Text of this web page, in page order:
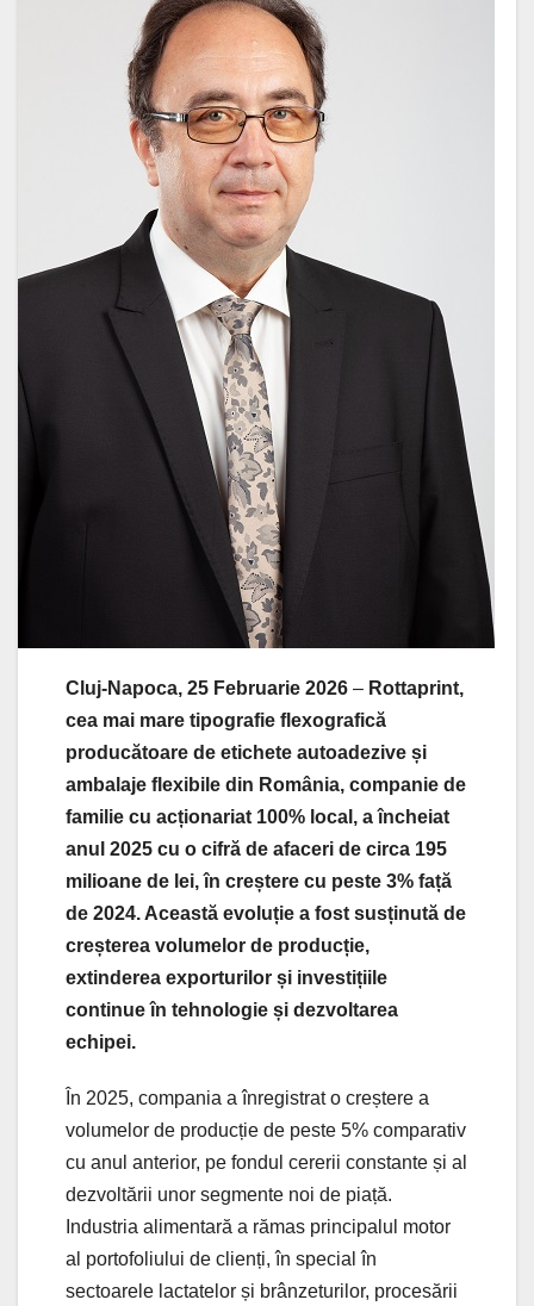
Cluj-Napoca, 25 Februarie 2026 – Rottaprint,
cea mai mare tipografie flexografică
producătoare de etichete autoadezive și
ambalaje flexibile din România, companie de
familie cu acționariat 100% local, a încheiat
anul 2025 cu o cifră de afaceri de circa 195
milioane de lei, în creștere cu peste 3% față
de 2024. Această evoluție a fost susținută de
creșterea volumelor de producție,
extinderea exporturilor și investițiile
continue în tehnologie și dezvoltarea
echipei.
În 2025, compania a înregistrat o creștere a
volumelor de producție de peste 5% comparativ
cu anul anterior, pe fondul cererii constante și al
dezvoltării unor segmente noi de piață.
Industria alimentară a rămas principalul motor
al portofoliului de clienți, în special în
sectoarele lactatelor și brânzeturilor, procesării